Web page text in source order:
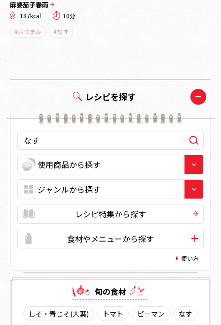
麻婆茄子春雨
187kcal
10分
#おつまみ
#なす
レシピを探す
レシピ特集から探す
食材やメニューから探す
使い方
旬の⾷材
しそ・青じそ(大葉) トマト ピーマン
なす